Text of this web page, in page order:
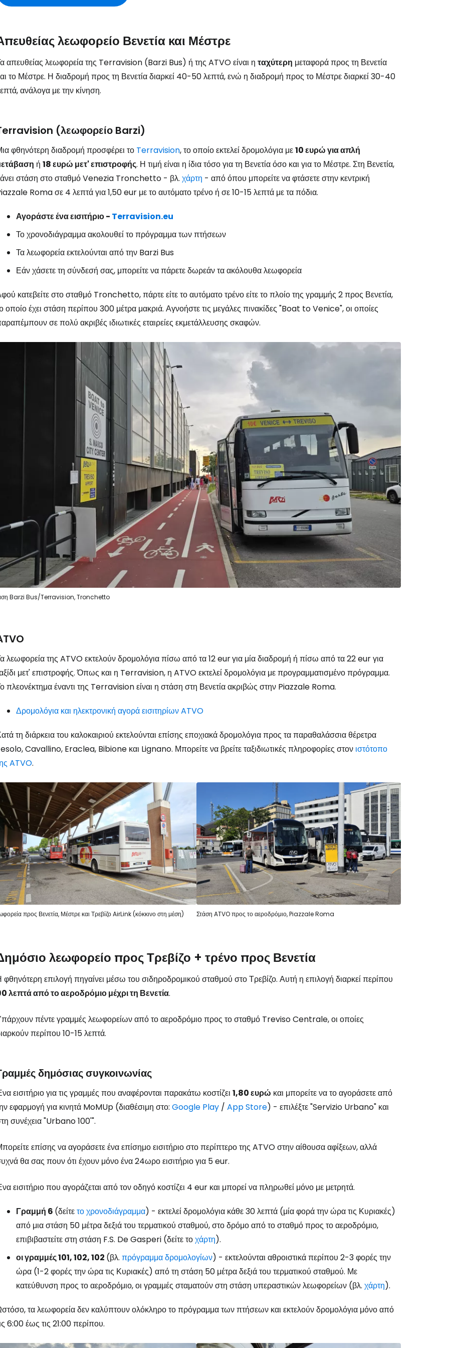
λεωφορείο Βενετία και Μέστρε
απευθείας λεωφορεία της Terravision (Barzi Bus) ή της ATVO είναι η ταχύτερη μεταφορά προς τη Βενετία
το Μέστρε. Η διαδρομή προς τη Βενετία διαρκεί 40-50 λεπτά, ενώ η διαδρομή προς το Μέστρε διαρκεί 30-40
ανάλογα με την κίνηση.
(λεωφορείο Barzi)
φθηνότερη διαδρομή προσφέρει το Terravision, το οποίο εκτελεί δρομολόγια με10 ευρώ για απλή
ή 18 ευρώ μετ' επιστροφής. Η τιμή είναι η ίδια τόσο για τη Βενετία όσο και για το Μέστρε. Στη Βενετία,
στάση στο σταθμό Venezia Tronchetto - βλ. χάρτη - από όπου μπορείτε να φτάσετε στην κεντρική
Roma σε 4 λεπτά για 1,50 eur με το αυτόματο τρένο ή σε 10-15 λεπτά με τα πόδια.
Αγοράστε ένα εισιτήριο - Terravision.eu
Το χρονοδιάγραμμα ακολουθεί το πρόγραμμα των πτήσεων
Τα λεωφορεία εκτελούνται από την Barzi Bus
Εάν χάσετε τη σύνδεσή σας, μπορείτε να πάρετε δωρεάν τα ακόλουθα λεωφορεία
κατεβείτε στο σταθμό Tronchetto, πάρτε είτε το αυτόματο τρένο είτε το πλοίο της γραμμής 2 προς Βενετία,
οποίο έχει στάση περίπου 300 μέτρα μακριά. Αγνοήστε τις μεγάλες πινακίδες "Boat to Venice", οι οποίες
σε πολύ ακριβές ιδιωτικές εταιρείες εκμετάλλευσης σκαφών.
Barzi Bus/Terravision, Tronchetto
λεωφορεία της ATVO εκτελούν δρομολόγια πίσω από τα 12 eurγια μία διαδρομή ή πίσω από τα 22 eur για
μετ' επιστροφής. Όπως και η Terravision, η ATVO εκτελεί δρομολόγια με προγραμματισμένο πρόγραμμα.
πλεονέκτημα έναντι της Terravision είναι η στάση στη Βενετία ακριβώς στην Piazzale Roma.
Δρομολόγια και ηλεκτρονική αγορά εισιτηρίων ATVO
τη διάρκεια του καλοκαιριού εκτελούνται επίσης εποχιακά δρομολόγια προς τα παραθαλάσσια θέρετρα
Cavallino, Eraclea, Bibione και Lignano. Μπορείτε να βρείτε ταξιδιωτικές πληροφορίες στον ιστότοπο
ATVO.
προς Βενετία, Μέστρε και Τρεβίζο AirLink (κόκκινο στη μέση) Στάση ATVO προς το αεροδρόμιο, Piazzale Roma
λεωφορείο προς Τρεβίζο + τρένο προς Βενετία
φθηνότερη επιλογή πηγαίνει μέσω του σιδηροδρομικού σταθμού στο Τρεβίζο. Αυτή η επιλογή διαρκεί περίπου
λεπτά από το αεροδρόμιο μέχρι τη Βενετία.
πέντε γραμμές λεωφορείων από το αεροδρόμιο προς το σταθμό Treviso Centrale, οι οποίες
περίπου 10-15 λεπτά.
δημόσιας συγκοινωνίας
εισιτήριο για τις γραμμές που αναφέρονται παρακάτω κοστίζει 1,80 ευρώ και μπορείτε να το αγοράσετε από
εφαρμογή για κινητά MoMUp (διαθέσιμη στο: Google Play / App Store) - επιλέξτε "Servizio Urbano" και
συνέχεια "Urbano 100'".
επίσης να αγοράσετε ένα επίσημο εισιτήριο στο περίπτερο της ATVO στην αίθουσα αφίξεων, αλλά
θα σας πουν ότι έχουν μόνο ένα 24ωρο εισιτήριο για 5 eur.
εισιτήριο που αγοράζεται από τον οδηγό κοστίζει 4 eur και μπορεί να πληρωθεί μόνο με μετρητά.
Γραμμή 6 (δείτετο χρονοδιάγραμμα) - εκτελεί δρομολόγια κάθε 30 λεπτά (μία φορά την ώρα τις Κυριακές)
από μια στάση 50 μέτρα δεξιά του τερματικού σταθμού, στο δρόμο από το σταθμό προς το αεροδρόμιο,
επιβιβαστείτε στη στάση F.S. De Gasperi (δείτε τοχάρτη).
οι γραμμές 101, 102, 102 (βλ. πρόγραμμα δρομολογίων) - εκτελούνται αθροιστικά περίπου 2-3 φορές την
ώρα (1-2 φορές την ώρα τις Κυριακές) από τη στάση 50 μέτρα δεξιά του τερματικού σταθμού. Με
κατεύθυνση προς το αεροδρόμιο, οι γραμμές σταματούν στη στάση υπεραστικών λεωφορείων (βλ. χάρτη).
τα λεωφορεία δεν καλύπτουν ολόκληρο το πρόγραμμα των πτήσεων και εκτελούν δρομολόγια μόνο από
6:00 έως τις 21:00 περίπου.
Συνδεθείτε στο Cestee
... η παγκόσμια ταξιδιωτική κοινότητα
Συνεχίστε με την Google